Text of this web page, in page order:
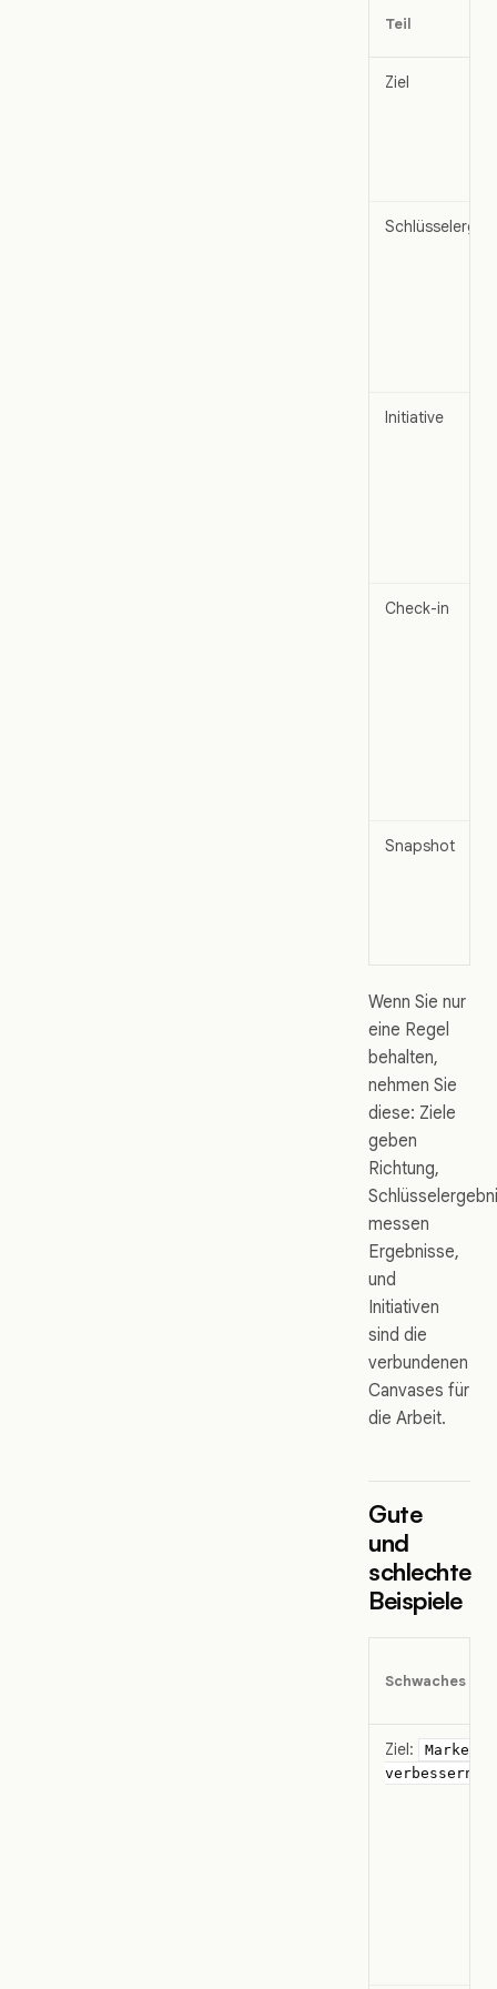
Teil
Ziel
Initiative
Check-in
Snapshot
Wenn Sie nur
eine Regel
behalten,
nehmen Sie
diese: Ziele
geben
Richtung,
messen
Ergebnisse,
und
Initiativen
sind die
verbundenen
Canvases für
die Arbeit.
Gute
und
schlechte
Beispiele
Schwaches
Ziel:
verbessern